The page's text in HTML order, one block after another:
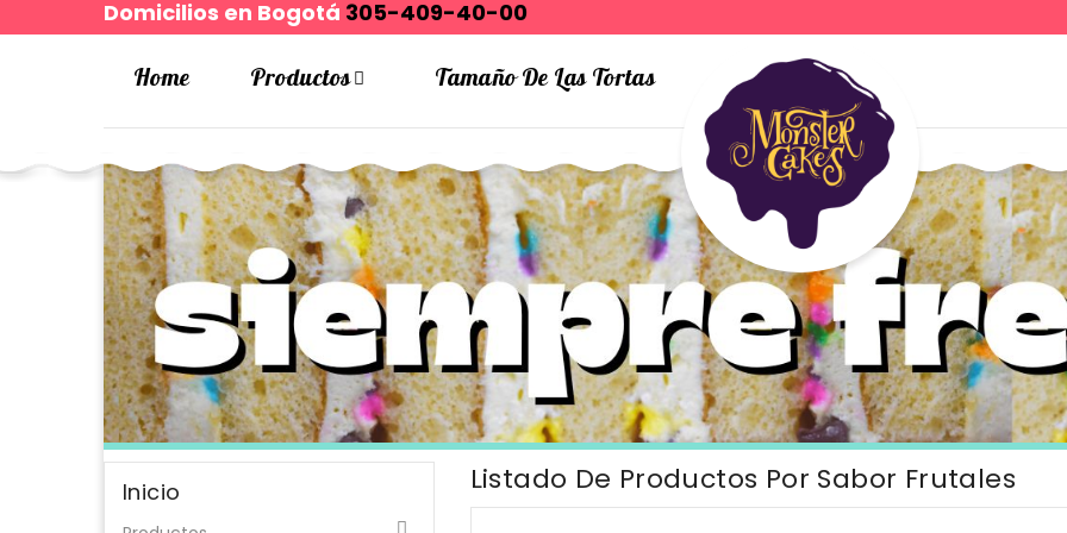
Domicilios en Bogotá 305-409-40-00
Home 
Productos Tamaño De Las Tortas
Inicio

Listado De Productos Por Sabor Frutales